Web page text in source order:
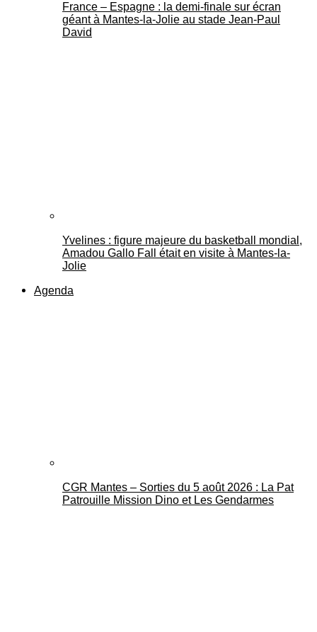
France – Espagne : la demi-finale sur écran
géant à Mantes-la-Jolie au stade Jean-Paul
David
Yvelines : figure majeure du basketball mondial,
Amadou Gallo Fall était en visite à Mantes-la-
Jolie
Agenda
CGR Mantes – Sorties du 5 août 2026 : La Pat
Patrouille Mission Dino et Les Gendarmes